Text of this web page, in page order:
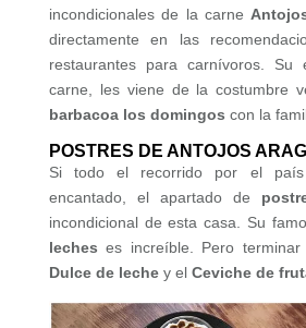
incondicionales de la carne
directamente en las
restaurantes para carnívoros. Su
carne, les viene de la costumbre
barbacoa los domingos con la
POSTRES DE ANTOJOS
Si todo el recorrido por el
encantado, el apartado de
incondicional de esta casa. Su
lecheses increíble. Pero
Dulce de lechey el Ceviche de